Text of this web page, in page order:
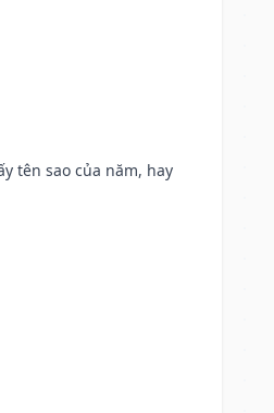
tên sao của năm, hay